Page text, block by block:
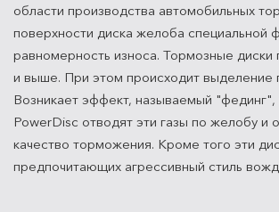
области производства автомобильных
поверхности диска желоба специальной
равномерность износа. Тормозные диски
и выше. При этом происходит выделение
Возникает эффект, называемый
PowerDisc отводят эти газы по желобу и
качество торможения. Кроме того эти
предпочитающих агрессивный стиль